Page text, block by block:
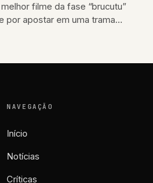
filme da fase “brucutu”
por apostar em uma trama
NAVEGAÇÃO
Início
Notícias
Críticas